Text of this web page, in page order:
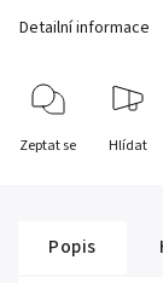
Detailní informace
Zeptat se Hlídat
Popis